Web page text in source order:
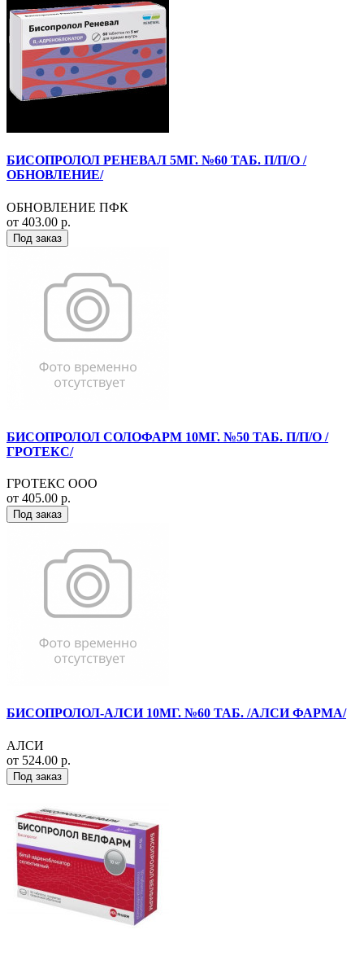
БИСОПРОЛОЛ РЕНЕВАЛ 5МГ. №60 ТАБ. П/П/О /
ОБНОВЛЕНИЕ/
ОБНОВЛЕНИЕ ПФК
от 403.00 р.
Под заказ
БИСОПРОЛОЛ СОЛОФАРМ 10МГ. №50 ТАБ. П/П/О /
ГРОТЕКС/
ГРОТЕКС ООО
от 405.00 р.
Под заказ
БИСОПРОЛОЛ-АЛСИ 10МГ. №60 ТАБ. /АЛСИ ФАРМА/
АЛСИ
от 524.00 р.
Под заказ